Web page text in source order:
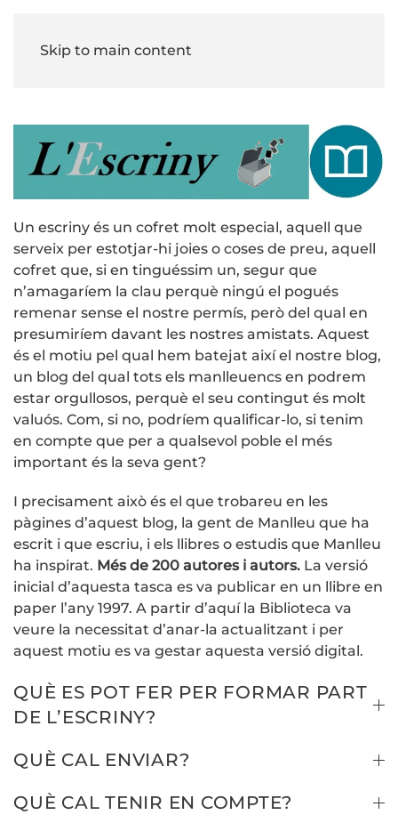
Skip to main content
Un escriny és un cofret molt especial, aquell que
serveix per estotjar-hi joies o coses de preu, aquell
cofret que, si en tinguéssim un, segur que
n’amagaríem la clau perquè ningú el pogués
remenar sense el nostre permís, però del qual en
presumiríem davant les nostres amistats. Aquest
és el motiu pel qual hem batejat així el nostre blog,
un blog del qual tots els manlleuencs en podrem
estar orgullosos, perquè el seu contingut és molt
valuós. Com, si no, podríem qualificar-lo, si tenim
en compte que per a qualsevol poble el més
important és la seva gent?
I precisament això és el que trobareu en les
pàgines d’aquest blog, la gent de Manlleu que ha
escrit i que escriu, i els llibres o estudis que Manlleu
ha inspirat. Més de 200 autores i autors. La versió
inicial d’aquesta tasca es va publicar en un llibre en
paper l’any 1997. A partir d’aquí la Biblioteca va
veure la necessitat d’anar-la actualitzant i per
aquest motiu es va gestar aquesta versió digital.
QUÈ ES POT FER PER FORMAR PART
DE L’ESCRINY?
QUÈ CAL ENVIAR?
QUÈ CAL TENIR EN COMPTE?